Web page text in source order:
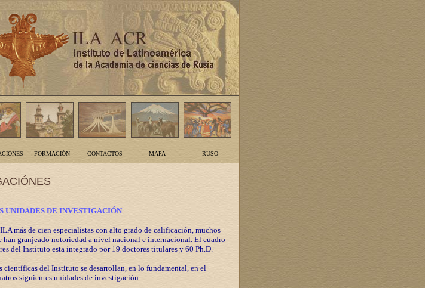
FORMACIÓN CONTACTOS MAPA RUSO
UNIDADES DE INVESTIGACIÓN
más de cien especialistas con alto grado de calificación, muchos
han granjeado notoriedad a nivel nacional e internacional. El cuadro
del Instituto esta integrado por 19 doctores titulares y 60 Ph.D.
científicas del Instituto se desarrollan, en lo fundamental, en el
siguientes unidades de investigación: